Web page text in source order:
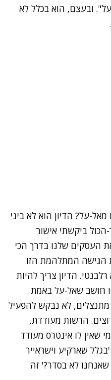
ובעצם, הוא בכלל לא
על? הדיון הוא לא ביני
הכול ביקשתי אישור
העסקים שלנו בדרך הכי
הגישה המתלהמת הזו
הדיון צריך להיות
חושב שאל-על באמת
לא נבקש להפעיל
הרשות מעודדת,
שאין לו אינטרס מעודד
שארקיע וישראייר
שאנחנו לא בסדר?' זה